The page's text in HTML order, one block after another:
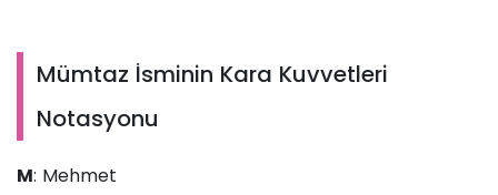
Mümtaz İsminin Kara Kuvvetleri
Notasyonu
M: Mehmet